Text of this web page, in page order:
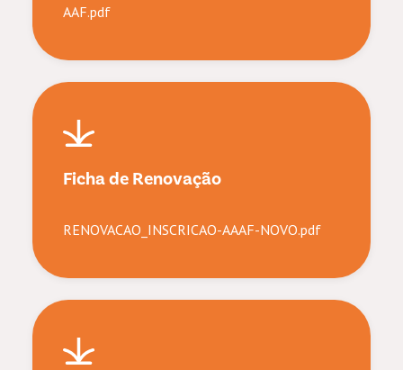
AAF.pdf
Ficha de Renovação
RENOVACAO_INSCRICAO-AAAF-NOVO.pdf